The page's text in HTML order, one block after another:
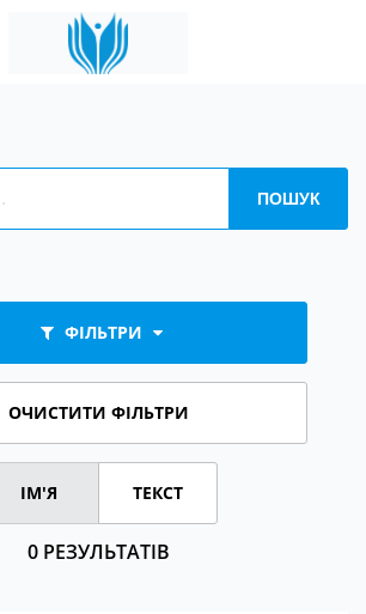
ФІЛЬТРИ
ОЧИСТИТИ ФІЛЬТРИ
0 РЕЗУЛЬТАТІВ
ІМ'Я ТЕКСТ